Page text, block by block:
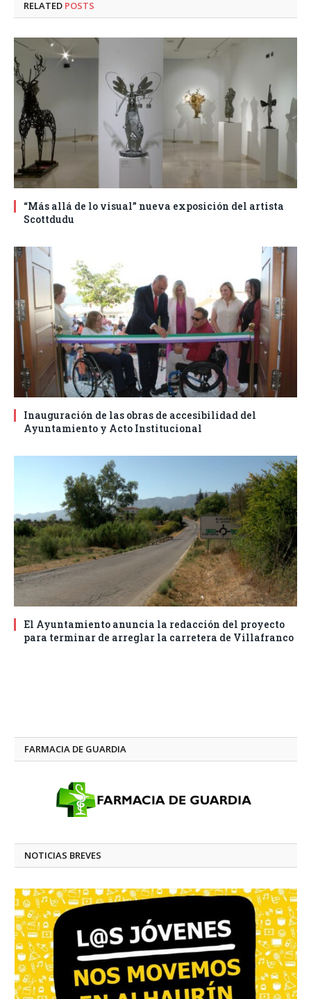
RELATED POSTS
“Más allá de lo visual” nueva exposición del artista
Scottdudu
Inauguración de las obras de accesibilidad del
Ayuntamiento y Acto Institucional
El Ayuntamiento anuncia la redacción del proyecto
para terminar de arreglar la carretera de Villafranco
FARMACIA DE GUARDIA
NOTICIAS BREVES